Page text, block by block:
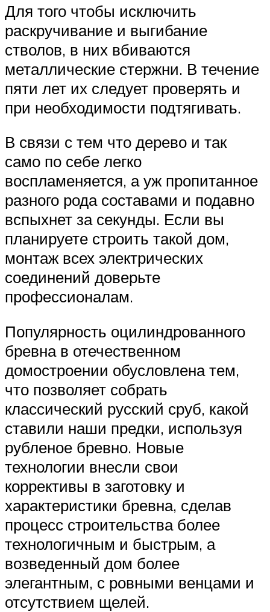
Для того чтобы исключить
раскручивание и выгибание
стволов, в них вбиваются
металлические стержни. В течение
пяти лет их следует проверять и
при необходимости подтягивать.
В связи с тем что дерево и так
само по себе легко
воспламеняется, а уж пропитанное
разного рода составами и подавно
вспыхнет за секунды. Если вы
планируете строить такой дом,
монтаж всех электрических
соединений доверьте
профессионалам.
Популярность оцилиндрованного
бревна в отечественном
домостроении обусловлена тем,
что позволяет собрать
классический русский сруб, какой
ставили наши предки, используя
рубленое бревно. Новые
технологии внесли свои
коррективы в заготовку и
характеристики бревна, сделав
процесс строительства более
технологичным и быстрым, а
возведенный дом более
элегантным, с ровными венцами и
отсутствием щелей.